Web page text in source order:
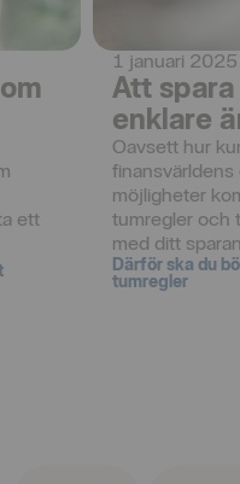
ett
1 januari 2025
Att
enklare
Oavsett hur
finansvärldens
möjligheter
tumregler och
med ditt
Därför ska du
tumregler